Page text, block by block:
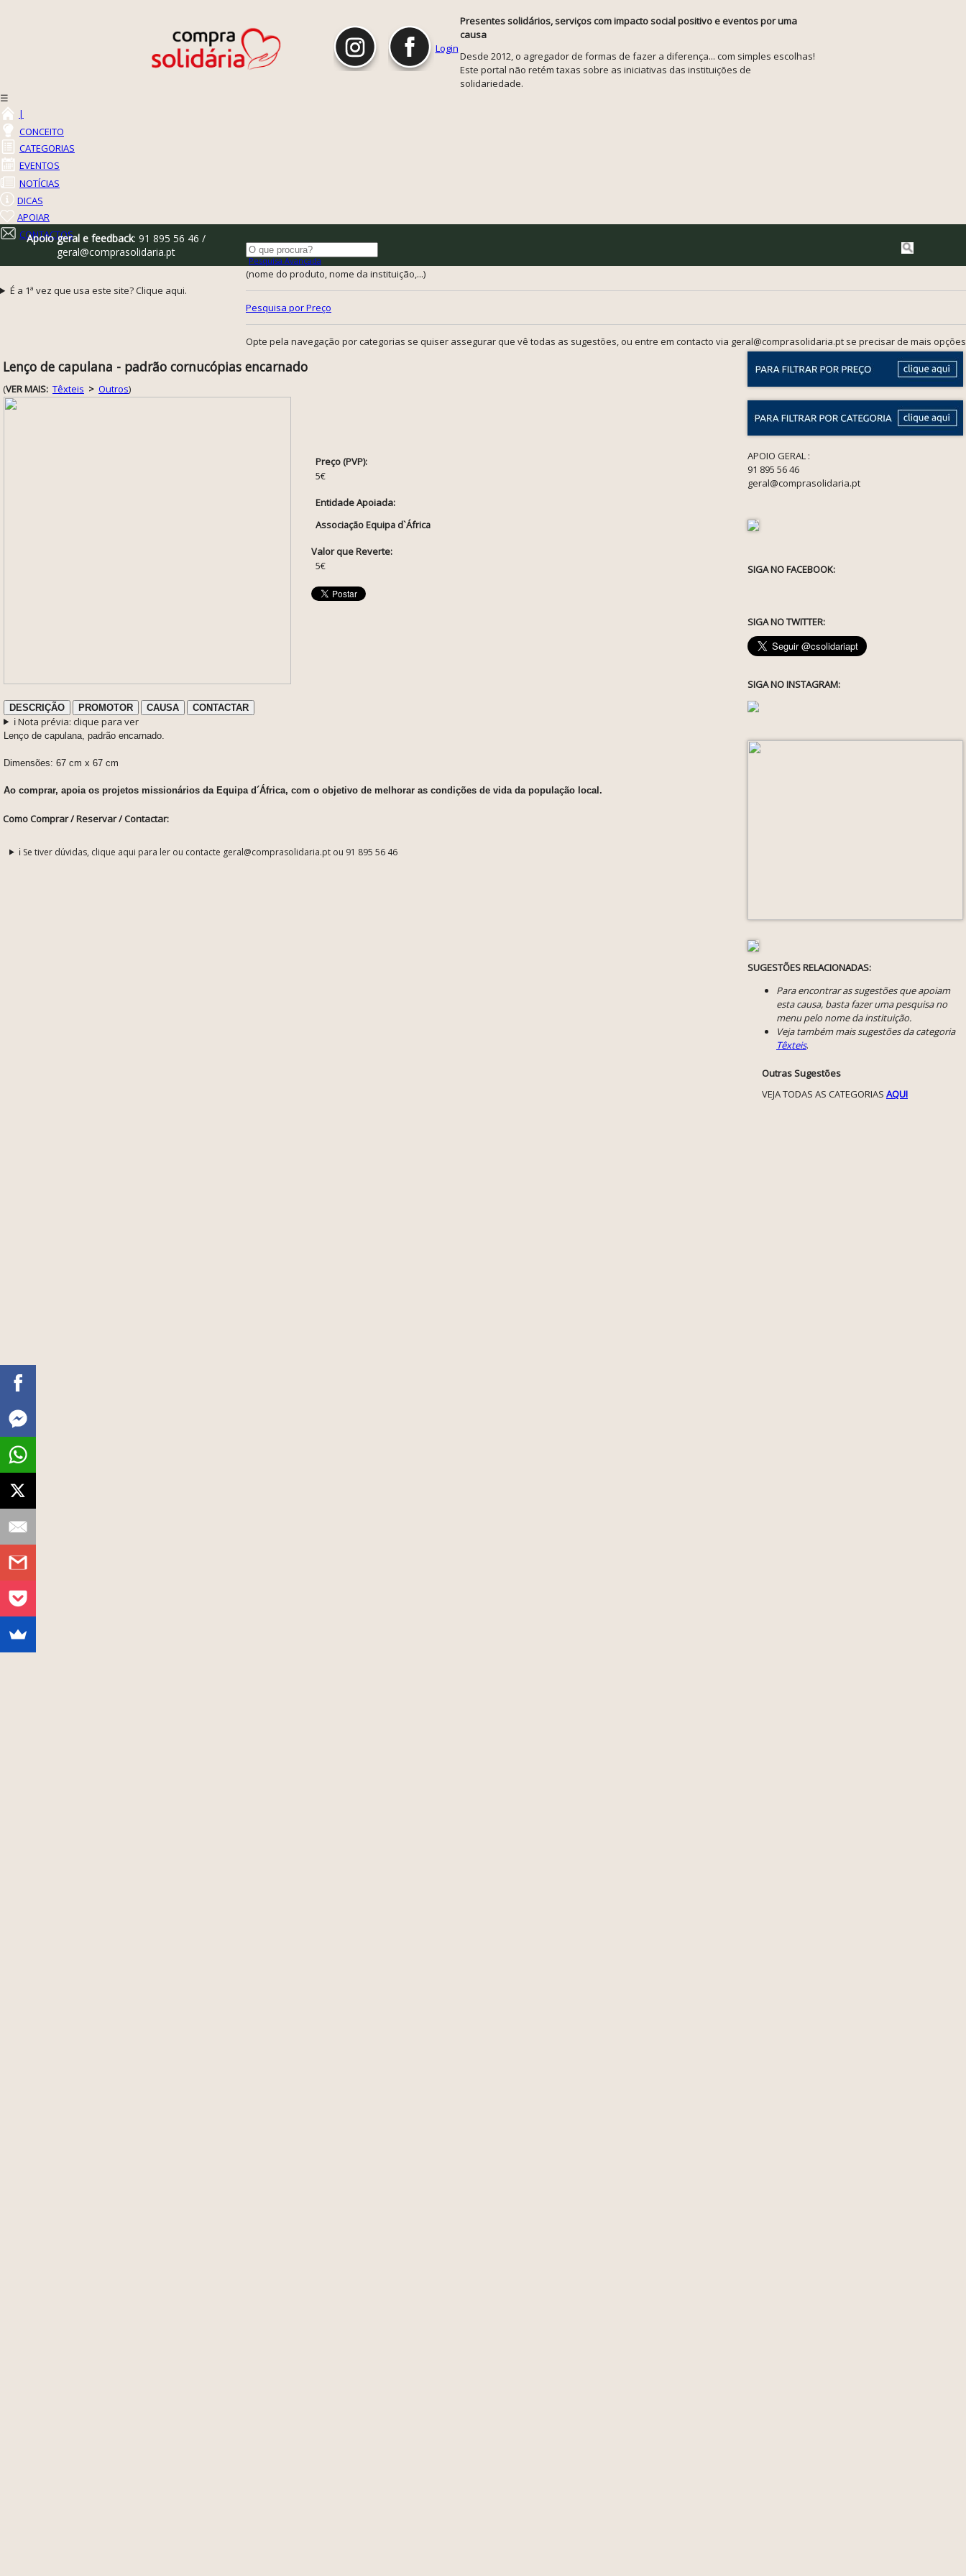
Login
Presentes solidários, serviços com impacto social positivo e eventos por uma
causa
Desde 2012, o agregador de formas de fazer a diferença... com simples escolhas!
Este portal não retém taxas sobre as iniciativas das instituições de
solidariedade.
☰
|
CONCEITO
CATEGORIAS
EVENTOS
NOTÍCIAS
DICAS
APOIAR
CONTACTOS
Pesquisa Avançada
(nome do produto, nome da instituição,...)
Pesquisa por Preço
Opte pela navegação por categorias se quiser assegurar que vê todas as sugestões, ou entre em contacto via geral@comprasolidaria.pt se precisar de mais opções
Apoio geral e feedback: 91 895 56 46 /
geral@comprasolidaria.pt
É a 1ª vez que usa este site? Clique aqui.
Lenço de capulana - padrão cornucópias encarnado
(VER MAIS: Têxteis > Outros)
Preço (PVP):
5€
Entidade Apoiada:
Associação Equipa d`África
Valor que Reverte:
5€
DESCRIÇÃO PROMOTOR CAUSA CONTACTAR
ℹ️ Nota prévia: clique para ver
Lenço de capulana, padrão encarnado.
Dimensões: 67 cm x 67 cm
Ao comprar, apoia os projetos missionários da Equipa d´África, com o objetivo de melhorar as condições de vida da população local.
Como Comprar / Reservar / Contactar:
ℹ️ Se tiver dúvidas, clique aqui para ler ou contacte geral@comprasolidaria.pt ou 91 895 56 46
APOIO GERAL :
91 895 56 46
geral@comprasolidaria.pt
SIGA NO FACEBOOK:
SIGA NO TWITTER:
SIGA NO INSTAGRAM:
SUGESTÕES RELACIONADAS:
Para encontrar as sugestões que apoiam
esta causa, basta fazer uma pesquisa no
menu pelo nome da instituição.
Veja também mais sugestões da categoria
Têxteis.
Outras Sugestões
VEJA TODAS AS CATEGORIAS AQUI